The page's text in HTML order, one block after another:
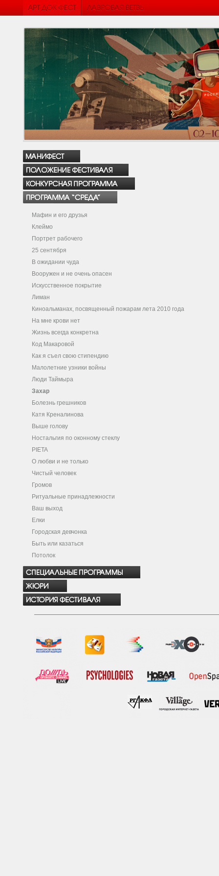
Мафин и его друзья
Клеймо
Портрет рабочего
25 сентября
В ожидании чуда
Вооружен и не очень опасен
Искусственное покрытие
Лиман
Киноальманах, посвященный пожарам лета 2010 года
На мне крови нет
Жизнь всегда конкретна
Код Макаровой
Как я съел свою стипендию
Малолетние узники войны
Люди Таймыра
Захар
Болезнь грешников
Катя Креналинова
Выше голову
Ностальгия по оконному стеклу
PIETA
О любви и не только
Чистый человек
Громов
Ритуальные принадлежности
Ваш выход
Елки
Городская девчонка
Быть или казаться
Потолок